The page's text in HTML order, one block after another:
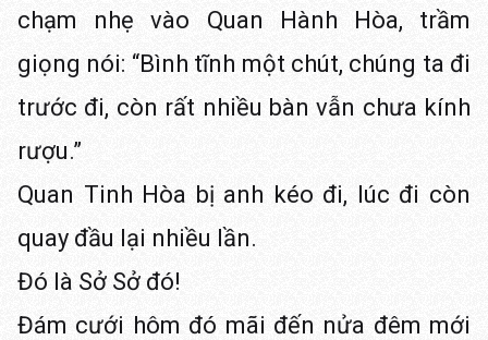
chạm nhẹ vào Quan Hành Hòa, trầm
giọng nói: “Bình tĩnh một chút, chúng ta đi
trước đi, còn rất nhiều bàn vẫn chưa kính
rượu.”
Quan Tinh Hòa bị anh kéo đi, lúc đi còn
quay đầu lại nhiều lần.
Đó là Sở Sở đó!
Đám cưới hôm đó mãi đến nửa đêm mới